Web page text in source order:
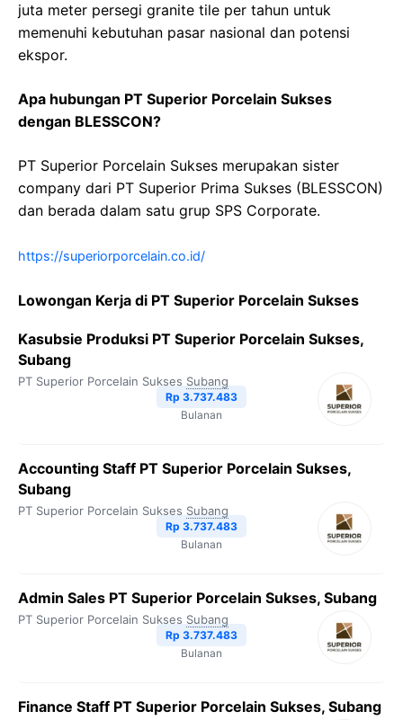
juta meter persegi granite tile per tahun untuk
memenuhi kebutuhan pasar nasional dan potensi
ekspor.
Apa hubungan PT Superior Porcelain Sukses
dengan BLESSCON?
PT Superior Porcelain Sukses merupakan sister
company dari PT Superior Prima Sukses (BLESSCON)
dan berada dalam satu grup SPS Corporate.
https://superiorporcelain.co.id/
Lowongan Kerja di PT Superior Porcelain Sukses
Kasubsie Produksi PT Superior Porcelain Sukses,
Subang
PT Superior Porcelain Sukses Subang
Rp 3.737.483
Bulanan
Accounting Staff PT Superior Porcelain Sukses,
Subang
PT Superior Porcelain Sukses Subang
Rp 3.737.483
Bulanan
Admin Sales PT Superior Porcelain Sukses, Subang
PT Superior Porcelain Sukses Subang
Rp 3.737.483
Bulanan
Finance Staff PT Superior Porcelain Sukses, Subang